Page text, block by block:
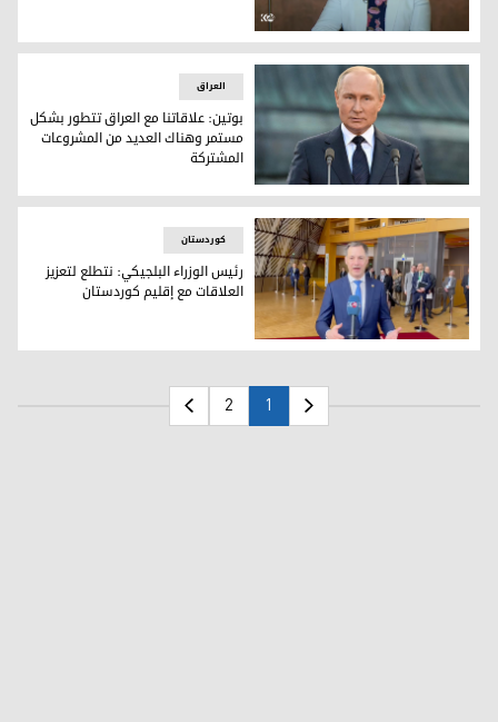
بيان سامي عبد الرحمن: العلاقات بين إقليم كوردستان وأمريكا
بوتين: علاقاتنا مع العراق تتطور بشكل مستمر وهناك العديد
العراق
بوتين: علاقاتنا مع العراق تتطور بشكل
مستمر وهناك العديد من المشروعات
المشتركة
رئيس الوزراء البلجيكي: نتطلع لتعزيز العلاقات مع إقليم
کوردستان
رئيس الوزراء البلجيكي: نتطلع لتعزيز
العلاقات مع إقليم كوردستان
1
2